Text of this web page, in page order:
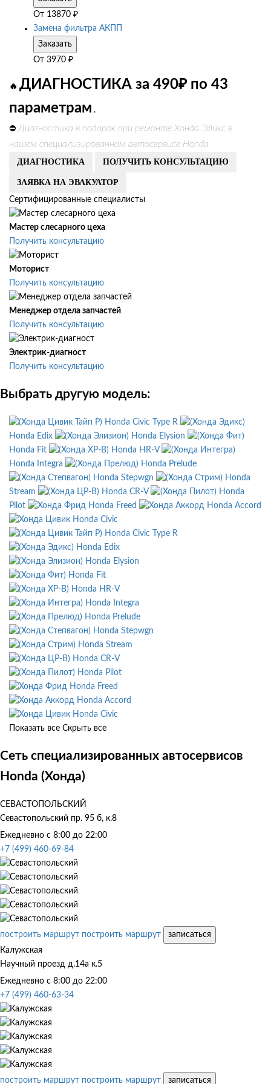
От 13870 ₽
Замена фильтра АКПП
Заказать
От 3970 ₽
🔥 ДИАГНОСТИКА за 490₽ по 43
параметрам .
⛔ Диагностика в подарок при ремонте Хонда Эдикс в
нашем специализированном автосервисе Honda
ДИАГНОСТИКА ПОЛУЧИТЬ КОНСУЛЬТАЦИЮ
ЗАЯВКА НА ЭВАКУАТОР
Сертифицированные специалисты
Мастер слесарного цеха
Получить консультацию
Моторист
Получить консультацию
Менеджер отдела запчастей
Получить консультацию
Электрик-диагност
Получить консультацию
Выбрать другую модель:
Honda Civic Type R
Honda Edix
Honda Elysion
Honda Fit
Honda HR-V
Honda Integra
Honda Prelude
Honda Stepwgn
Honda
Stream
Honda CR-V
Honda
Pilot
Honda Freed
Honda Accord
Honda Civic
Honda Civic Type R
Honda Edix
Honda Elysion
Honda Fit
Honda HR-V
Honda Integra
Honda Prelude
Honda Stepwgn
Honda Stream
Honda CR-V
Honda Pilot
Honda Freed
Honda Accord
Honda Civic
Показать все Скрыть все
Сеть специализированных автосервисов
Honda (Хонда)
СЕВАСТОПОЛЬСКИЙ
Севастопольский пр. 95 б, к.8
Ежедневно с 8:00 до 22:00
+7 (499) 460-69-84
построить маршрут построить маршрут
записаться
Калужская
Научный проезд д.14а к.5
Ежедневно с 8:00 до 22:00
+7 (499) 460-63-34
построить маршрут построить маршрут записаться